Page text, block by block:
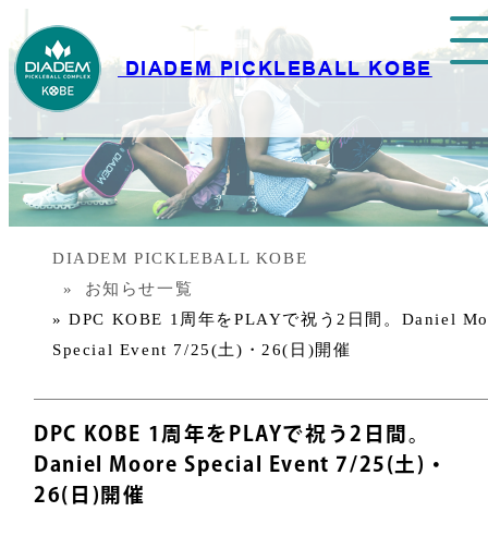
DIADEM PICKLEBALL KOBE
DIADEM PICKLEBALL KOBE
お知らせ一覧
» DPC KOBE 1周年をPLAYで祝う2日間。Daniel
Special Event 7/25(土)・26(日)開催
DPC KOBE 1周年をPLAYで祝う2日間。
Daniel Moore Special Event 7/25(土)・
26(日)開催